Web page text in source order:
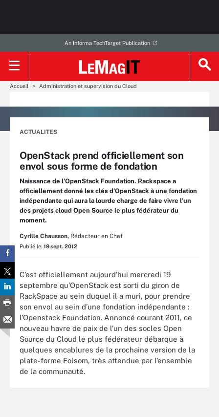
An Informa TechTarget Publication
Accueil Administration et supervision du Cloud
ACTUALITES
OpenStack prend officiellement son
envol sous forme de fondation
Naissance de l’OpenStack Foundation. Rackspace a
officiellement donné les clés d’OpenStack à une fondation
indépendante qui aura la lourde charge de faire vivre l’un
des projets cloud Open Source le plus fédérateur du
moment.
Cyrille Chausson, Rédacteur en Chef
Publié le: 19 sept. 2012
C’est officiellement aujourd’hui mercredi 19
septembre qu’OpenStack est sorti du giron de
RackSpace au sein duquel il a muri, pour prendre
son envol au sein d’une fondation indépendante :
l’Openstack Foundation. Annoncé courant 2011, ce
nouveau havre de paix de l’un des socles Open
Source du Cloud le plus fédérateur débarque à
quelques encablures de la prochaine version de la
plate-forme Folsom, très attendue par l’ensemble
de la communauté.